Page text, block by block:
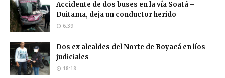
Accidente de dos buses en la vía Soatá –
Duitama, deja un conductor herido
6:39
Dos ex alcaldes del Norte de Boyacá en líos
judiciales
18:18